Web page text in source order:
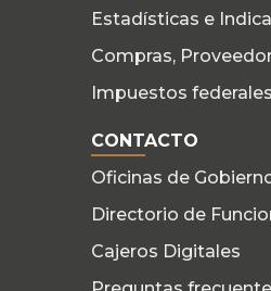
Estadísticas e
Compras,
Impuestos federales
CONTACTO
Oficinas de
Directorio de
Cajeros Digitales